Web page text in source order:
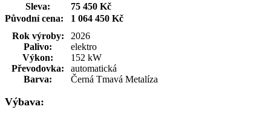
Sleva:
75 450 Kč
Původní cena: 1 064 450 Kč
Rok výroby:
2026
Palivo:
elektro
Výkon:
152 kW
Převodovka:
automatická
Barva:
Černá Tmavá Metalíza
Výbava: